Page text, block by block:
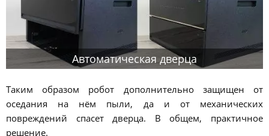
Автоматическая дверца
Таким образом робот дополнительно защищен от
оседания на нём пыли, да и от механических
повреждений спасет дверца. В общем, практичное
решение.